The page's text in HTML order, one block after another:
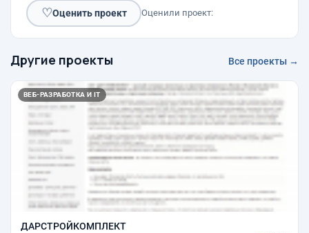
♡Оценить проект Оценили проект:
Другие проекты Все проекты →
ВЕБ-РАЗРАБОТКА И IT
ДАРСТРОЙКОМПЛЕКТ